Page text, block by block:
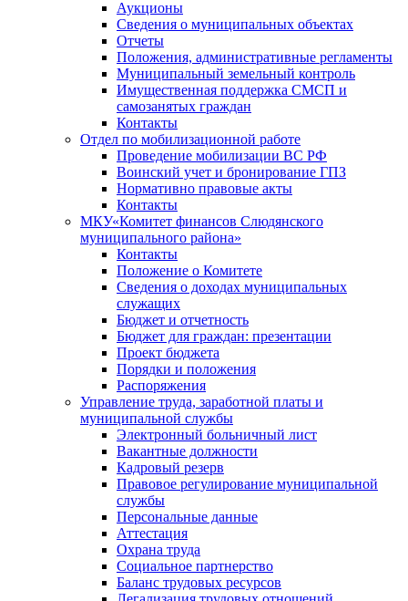
Аукционы
Сведения о муниципальных объектах
Отчеты
Положения, административные регламенты
Муниципальный земельный контроль
Имущественная поддержка СМСП и
самозанятых граждан
Контакты
Отдел по мобилизационной работе
Проведение мобилизации ВС РФ
Воинский учет и бронирование ГПЗ
Нормативно правовые акты
Контакты
МКУ«Комитет финансов Слюдянского
муниципального района»
Контакты
Положение о Комитете
Сведения о доходах муниципальных
служащих
Бюджет и отчетность
Бюджет для граждан: презентации
Проект бюджета
Порядки и положения
Распоряжения
Управление труда, заработной платы и
муниципальной службы
Электронный больничный лист
Вакантные должности
Кадровый резерв
Правовое регулирование муниципальной
службы
Персональные данные
Аттестация
Охрана труда
Социальное партнерство
Баланс трудовых ресурсов